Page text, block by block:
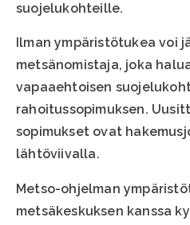
suojelukohteille.
Ilman ympäristötukea voi
metsänomistaja, joka
vapaaehtoisen
rahoitussopimuksen.
sopimukset ovat
lähtöviivalla.
Metso-ohjelman
metsäkeskuksen kanssa